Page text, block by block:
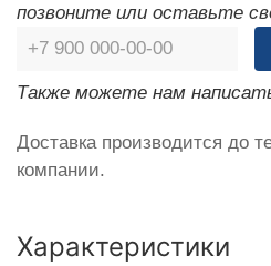
позвоните или оставьте
Также можете нам
Доставка производится до
компании.
Характеристики